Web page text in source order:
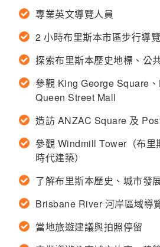
專業英文導覽人員
2 小時布里斯本市區步行導覽
探索布里斯本歷史地標、公
參觀 King George Square
Queen Street Mall
造訪 ANZAC Square 及
參觀 Windmill Tower（布里
時代建築）
了解布里斯本歷史、城市發
Brisbane River 河岸區域導
當地旅遊建議與拍照停留